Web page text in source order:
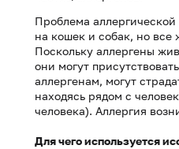
Проблема
на кошек и собак, но все
Поскольку аллергены
они могут
аллергенам, могут
находясь рядом с
человека). Аллергия
Для чего используется